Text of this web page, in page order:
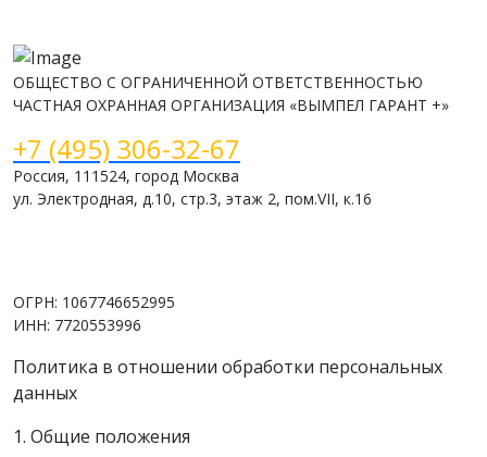
ОБЩЕСТВО С ОГРАНИЧЕННОЙ ОТВЕТСТВЕННОСТЬЮ
ЧАСТНАЯ ОХРАННАЯ ОРГАНИЗАЦИЯ «ВЫМПЕЛ ГАРАНТ +»
+7 (495) 306-32-67
Россия, 111524, город Москва
ул. Электродная, д.10, стр.3, этаж 2, пом.VII, к.16
ОГРН: 1067746652995
ИНН: 7720553996
Политика в отношении обработки персональных
данных
1. Общие положения